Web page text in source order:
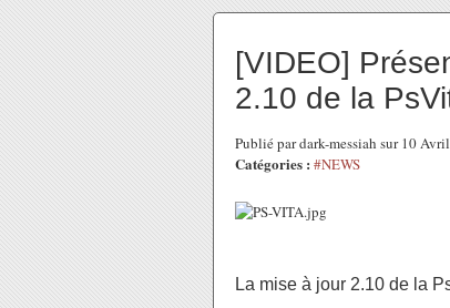
[VIDEO]
2.10 de la
Publié par dark-messiah sur 10
Catégories : #NEWS
La mise à jour 2.10 de la